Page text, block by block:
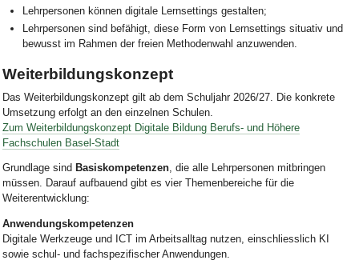
Lehrpersonen können digitale Lernsettings gestalten;
Lehrpersonen sind befähigt, diese Form von Lernsettings situativ und
bewusst im Rahmen der freien Methodenwahl anzuwenden.
Weiterbildungskonzept
Das Weiterbildungskonzept gilt ab dem Schuljahr 2026/27. Die konkrete
Umsetzung erfolgt an den einzelnen Schulen.
Zum Weiterbildungskonzept Digitale Bildung Berufs- und Höhere
Fachschulen Basel-Stadt
Grundlage sind Basiskompetenzen, die alle Lehrpersonen mitbringen
müssen. Darauf aufbauend gibt es vier Themenbereiche für die
Weiterentwicklung:
Anwendungskompetenzen
Digitale Werkzeuge und ICT im Arbeitsalltag nutzen, einschliesslich KI
sowie schul- und fachspezifischer Anwendungen.